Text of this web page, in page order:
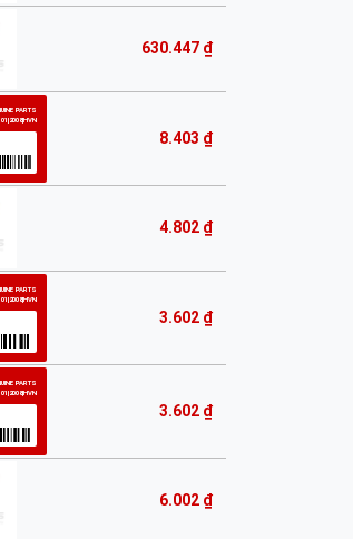
630.447 ₫
8.403 ₫
4.802 ₫
3.602 ₫
3.602 ₫
6.002 ₫